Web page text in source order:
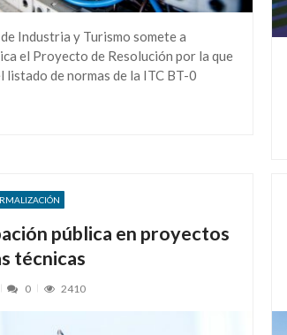
Industria y Turismo somete a
el Proyecto de Resolución por la que
listado de normas de la ITC BT-0
pública en proyectos
técnicas
0 2410